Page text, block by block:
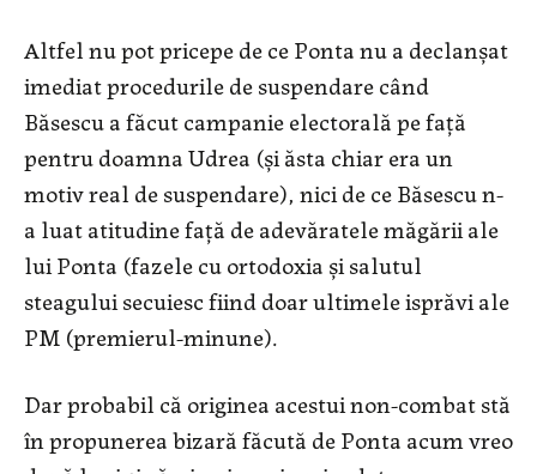
Altfel nu pot pricepe de ce Ponta nu a declanşat
imediat procedurile de suspendare când
Băsescu a făcut campanie electorală pe faţă
pentru doamna Udrea (şi ăsta chiar era un
motiv real de suspendare), nici de ce Băsescu n-
a luat atitudine faţă de adevăratele măgării ale
lui Ponta (fazele cu ortodoxia şi salutul
steagului secuiesc fiind doar ultimele isprăvi ale
PM (premierul-minune).
Dar probabil că originea acestui non-combat stă
în propunerea bizară făcută de Ponta acum vreo